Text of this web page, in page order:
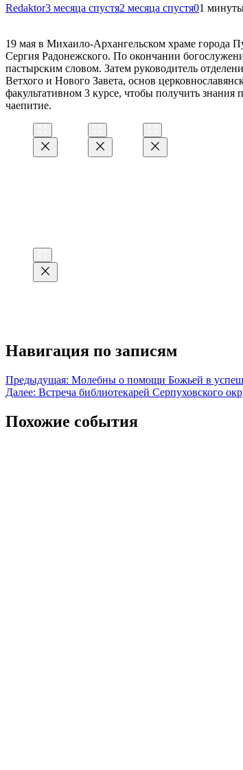
Redaktor3 месяца спустя2 месяца спустя01
19 мая в Михаило-Архангельском храме города
Сергия Радонежского. По окончании
пастырским словом. Затем руководитель
Ветхого и Нового Завета, основ
факультативном 3 курсе, чтобы получить
чаепитие.
Навигация по записям
Предыдущая: Молебны о помощи Божьей в
Далее: Встреча библиотекарей Серпуховского
Похожие события